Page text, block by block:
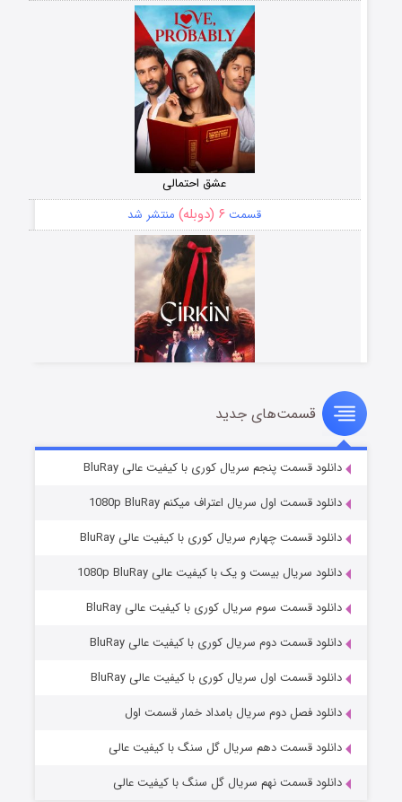
عشق احتمالی
قسمت ۶ (دوبله) منتشر شد
سریال زشت
قسمت۵ (زیرنویس) منتشر شد
وستی ها
قسمت۱ (زیرنویس) منتشر شد
قسمت‌های جدید
دانلود قسمت پنجم سریال کوری با کیفیت عالی BluRay
دانلود قسمت اول سریال اعتراف میکنم 1080p BluRay
دانلود قسمت چهارم سریال کوری با کیفیت عالی BluRay
دانلود سریال بیست و یک با کیفیت عالی 1080p BluRay
دانلود قسمت سوم سریال کوری با کیفیت عالی BluRay
دانلود قسمت دوم سریال کوری با کیفیت عالی BluRay
دانلود قسمت اول سریال کوری با کیفیت عالی BluRay
دانلود فصل دوم سریال بامداد خمار قسمت اول
دانلود قسمت دهم سریال گل سنگ با کیفیت عالی
دانلود قسمت نهم سریال گل سنگ با کیفیت عالی